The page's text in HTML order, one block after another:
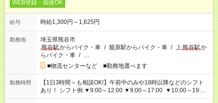
WEB登録・面接OK
給与 時給1,300円～1,625円
勤務地
埼玉県熊谷市
熊谷駅からバイク・車 / 籠原駅からバイク・車 / 上熊谷駅か
らバイク・車 / …
■物流センターなど ■勤務地選べます
勤務時間
【1日3時間～も相談OK!】午前中のみや18時以降などのシフト
あり！ シフト例 ▼9:00～12:00 ▼9:00～17:00 ▼10:00～19:00
▼18:00～21:00